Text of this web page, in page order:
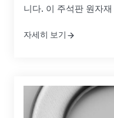
니다. 이 주석판 원자
스 및 성형에서 작동하
자세히 보기